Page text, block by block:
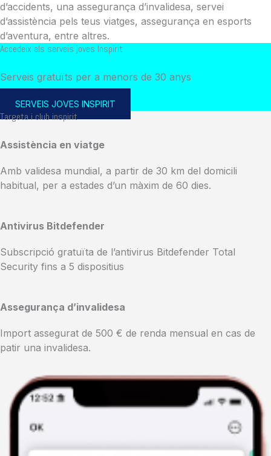
d’accidents, una assegurança d’invalidesa, servei
d’assistència pels teus viatges, assegurança en esports
d’aventura, entre altres.
Accedeix als serveis joves Inspirit
Serveis gratuïts per a menors de 30 anys
SERVEIS JOVES INSPIRIT
Targeta i club inspirit
Assistència en viatge
Amb validesa mundial, a partir de 30 km del domicili
habitual, per a estades d’un màxim de 60 dies.
Antivirus Bitdefender
Subscripció gratuïta de l’antivirus Bitdefender Total
Security fins a 5 dispositius
Assegurança d’invalidesa
Import assegurat de 500 € de renda mensual en cas de
patir una invalidesa.